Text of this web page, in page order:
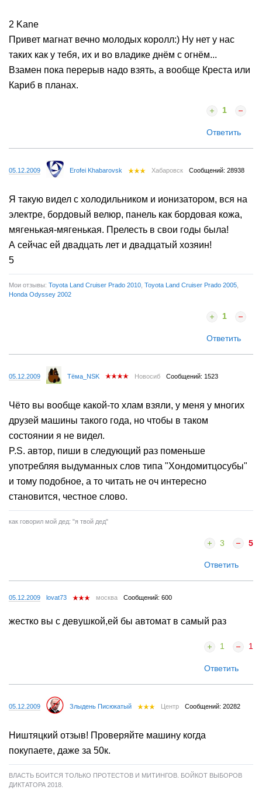
2 Kane
Привет магнат вечно молодых королл:) Ну нет у нас
таких как у тебя, их и во владике днём с огнём...
Взамен пока перерыв надо взять, а вообще Креста или
Кариб в планах.
1
Ответить
05.12.2009 Erofei Khabarovsk Хабаровск Сообщений: 28938
Я такую видел с холодильником и ионизатором, вся на
электре, бордовый велюр, панель как бордовая кожа,
мягенькая-мягенькая. Прелесть в свои годы была!
А сейчас ей двадцать лет и двадцатый хозяин!
5
Мои отзывы: Toyota Land Cruiser Prado 2010 Toyota Land Cruiser Prado 2005
Honda Odyssey 2002
1
Ответить
05.12.2009 Тёма_NSK Новосиб Сообщений: 1523
Чёто вы вообще какой-то хлам взяли, у меня у многих
друзей машины такого года, но чтобы в таком
состоянии я не видел.
P.S. автор, пиши в следующий раз поменьше
употребляя выдуманных слов типа "Хондомитцосубы"
и тому подобное, а то читать не оч интересно
становится, честное слово.
как говорил мой дед: "я твой дед"
3 5
Ответить
05.12.2009 lovat73 москва Сообщений: 600
жестко вы с девушкой,ей бы автомат в самый раз
1 1
Ответить
05.12.2009 Злыдень Писюкатый Центр Сообщений: 20282
Ништяцкий отзыв! Проверяйте машину когда
покупаете, даже за 50к.
ВЛАСТЬ БОИТСЯ ТОЛЬКО ПРОТЕСТОВ И МИТИНГОВ. БОЙКОТ ВЫБОРОВ
ДИКТАТОРА 2018.